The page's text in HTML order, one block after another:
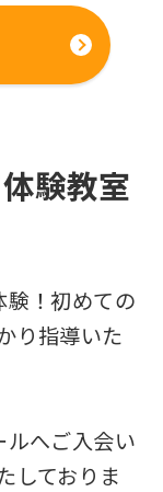
験教室
！初めての
り指導いた
へご入会い
しておりま